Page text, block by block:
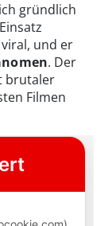
gründlich
und er
. Der
brutaler
Filmen